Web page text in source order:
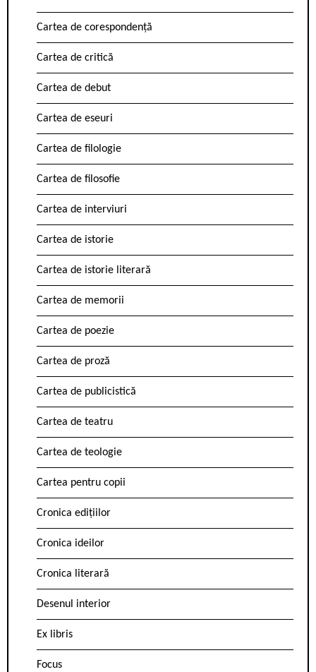
Cartea de corespondență
Cartea de critică
Cartea de debut
Cartea de eseuri
Cartea de filologie
Cartea de filosofie
Cartea de interviuri
Cartea de istorie
Cartea de istorie literară
Cartea de memorii
Cartea de poezie
Cartea de proză
Cartea de publicistică
Cartea de teatru
Cartea de teologie
Cartea pentru copii
Cronica edițiilor
Cronica ideilor
Cronica literară
Desenul interior
Ex libris
Focus